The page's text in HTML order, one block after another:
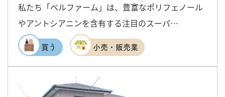
私たち「ベルファーム」は、豊富なポリフェノール
やアントシアニンを含有する注目のスーパ…
買う 小売・販売業